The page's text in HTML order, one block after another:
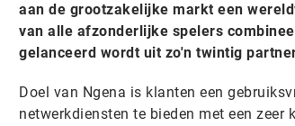
aan de grootzakelijke markt een
van alle afzonderlijke spelers
gelanceerd wordt uit zo'n twintig
Doel van Ngena is klanten een
netwerkdiensten te bieden met een